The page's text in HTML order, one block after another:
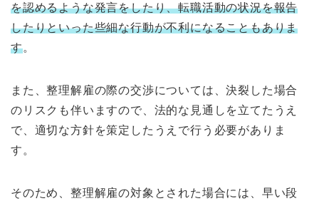
を認めるような発言をしたり、転職活動の状況を報告
したりといった些細な行動が不利になることもありま
す。
また、整理解雇の際の交渉については、決裂した場合
のリスクも伴いますので、法的な見通しを立てたうえ
で、適切な方針を策定したうえで行う必要がありま
す。
そのため、整理解雇の対象とされた場合には、早い段